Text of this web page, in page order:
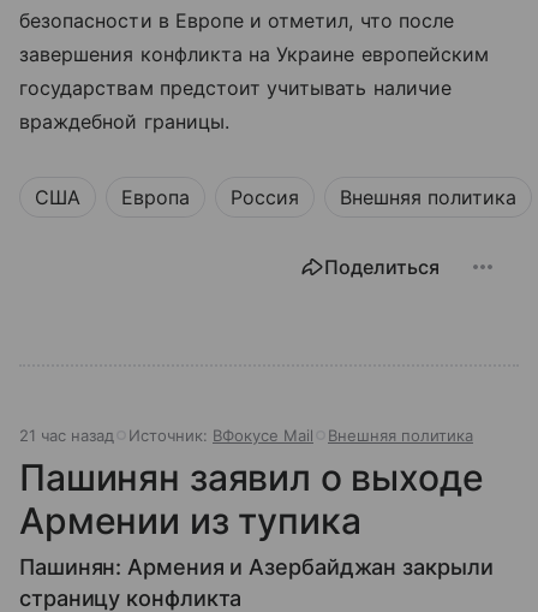
безопасности в Европе и отметил, что после
завершения конфликта на Украине европейским
государствам предстоит учитывать наличие
враждебной границы.
США Европа Россия Внешняя политика
Поделиться
21 час назад Источник: ВФокусе Mail Внешняя политика
Пашинян заявил о выходе
Армении из тупика
Пашинян: Армения и Азербайджан закрыли
страницу конфликта